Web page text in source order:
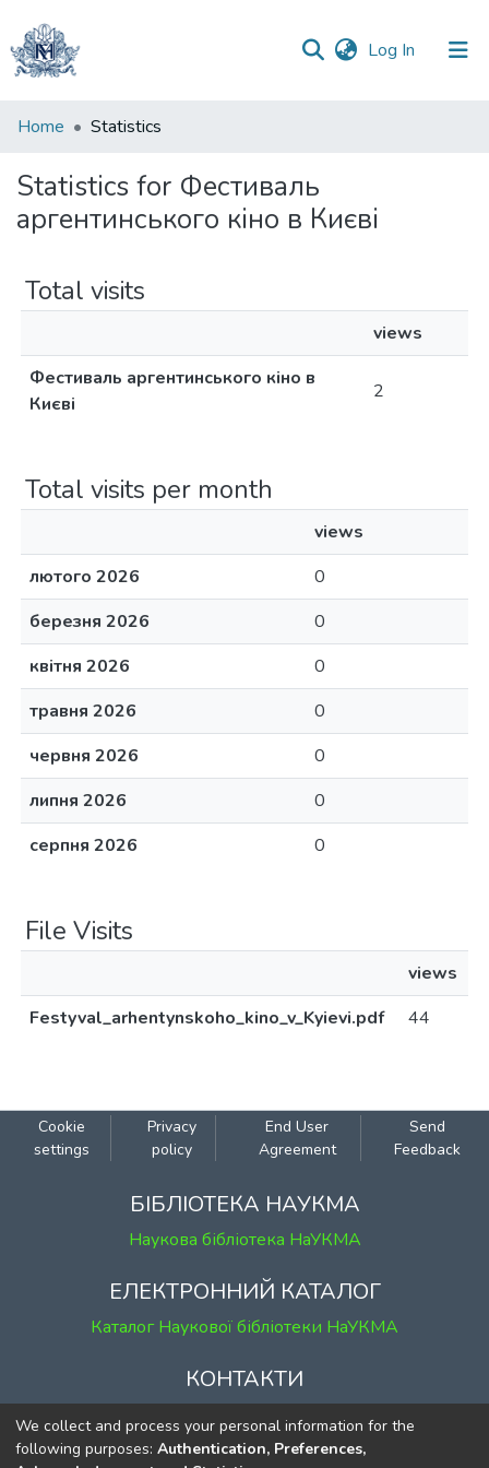
Log In (current)
Communities
Collections
All of DSpace
Home Statistics
Statistics for Фестиваль
аргентинського кіно в Києві
Total visits
views
Фестиваль аргентинського кіно в
Києві
2
Total visits per month
views
лютого 2026
0
березня 2026
0
квітня 2026
0
травня 2026
0
червня 2026
0
липня 2026
0
серпня 2026
0
File Visits
views
Festyval_arhentynskoho_kino_v_Kyievi.pdf
44
Cookie
settings
Privacy
policy
End User
Agreement
Send
Feedback
БІБЛІОТЕКА НАУКМА
Наукова бібліотека НаУКМА
ЕЛЕКТРОННИЙ КАТАЛОГ
Каталог Наукової бібліотеки НаУКМА
КОНТАКТИ
м. Київ, вул. Григорія Сковороди, 2
к. 1, к. 120
We collect and process your personal information for the
following purposes: Authentication, Preferences,